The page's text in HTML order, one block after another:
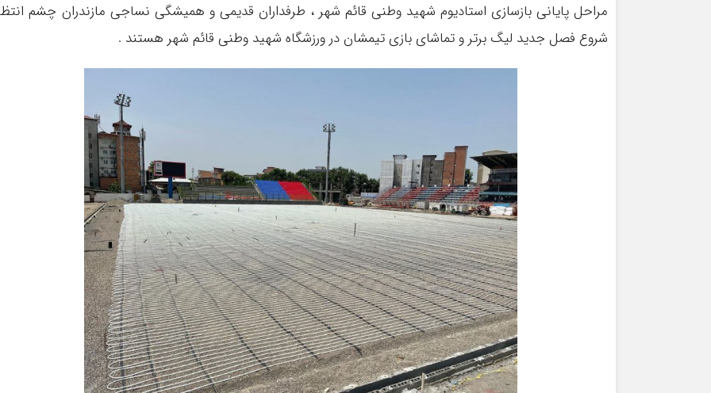
مراحل پایانی بازسازی استادیوم شهید وطنی قائم شهر ، طرفداران قدیمی و همیشگی نساجی مازندران چشم
شروع فصل جدید لیگ برتر و تماشای بازی تیمشان در ورزشگاه شهید وطنی قائم شهر هستند .